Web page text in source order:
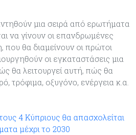
μια σειρά από ερωτήματα
να γίνουν οι επανδρωμένες
θα διαμείνουν οι πρώτοι
οι εγκαταστάσεις μια
θα λειτουργεί αυτή, πώς θα
τρόφιμα, οξυγόνο, ενέργεια κ.α.
4 Κύπριους θα απασχολείται
μέχρι το 2030